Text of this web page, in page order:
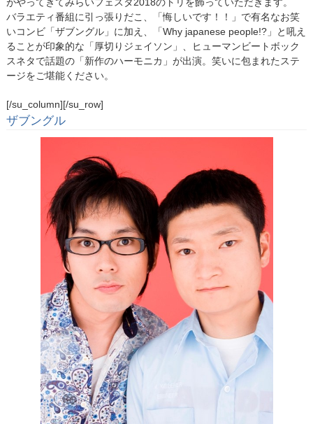
バラエティ番組に引っ張りだこ、「悔しいです！！」で有名なお笑
いコンビ「ザブングル」に加え、「Why japanese people!?」と吼え
ることが印象的な「厚切りジェイソン」、ヒューマンビートボック
スネタで話題の「新作のハーモニカ」が出演。笑いに包まれたステ
ージをご堪能ください。
[/su_column][/su_row]
ザブングル